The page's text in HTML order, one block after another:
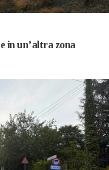
in un’altra zona